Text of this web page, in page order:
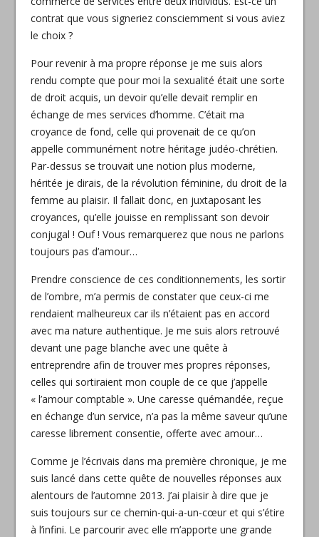
contrat que vous signeriez consciemment si vous aviez
le choix ?
Pour revenir à ma propre réponse je me suis alors
rendu compte que pour moi la sexualité était une sorte
de droit acquis, un devoir qu’elle devait remplir en
échange de mes services d’homme. C’était ma
croyance de fond, celle qui provenait de ce qu’on
appelle communément notre héritage judéo-chrétien.
Par-dessus se trouvait une notion plus moderne,
héritée je dirais, de la révolution féminine, du droit de la
femme au plaisir. Il fallait donc, en juxtaposant les
croyances, qu’elle jouisse en remplissant son devoir
conjugal ! Ouf ! Vous remarquerez que nous ne parlons
toujours pas d’amour…
Prendre conscience de ces conditionnements, les sortir
de l’ombre, m’a permis de constater que ceux-ci me
rendaient malheureux car ils n’étaient pas en accord
avec ma nature authentique. Je me suis alors retrouvé
devant une page blanche avec une quête à
entreprendre afin de trouver mes propres réponses,
celles qui sortiraient mon couple de ce que j’appelle
« l’amour comptable ». Une caresse quémandée, reçue
en échange d’un service, n’a pas la même saveur qu’une
caresse librement consentie, offerte avec amour…
Comme je l’écrivais dans ma première chronique, je me
suis lancé dans cette quête de nouvelles réponses aux
alentours de l’automne 2013. J’ai plaisir à dire que je
suis toujours sur ce chemin-qui-a-un-cœur et qui s’étire
à l’infini. Le parcourir avec elle m’apporte une grande